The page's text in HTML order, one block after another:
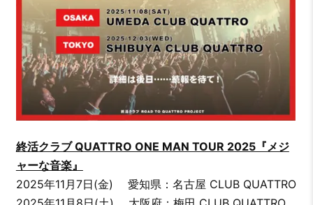
終活クラブ QUATTRO ONE MAN TOUR 2025『メジ
ャーな音楽』
2025年11月7日(金) 愛知県：名古屋 CLUB QUATTRO